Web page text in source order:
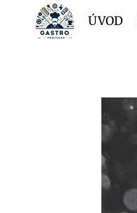
Přeskočit
ÚVOD